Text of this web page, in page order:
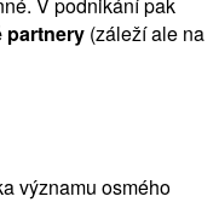
partnery (záleží ale na
významu osmého